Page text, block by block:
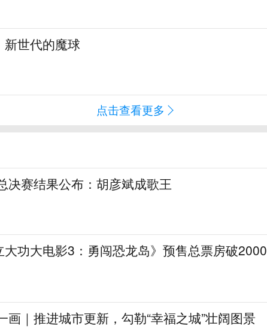
世代的魔球
点击查看更多
决赛结果公布：胡彦斌成歌王
功大电影3：勇闯恐龙岛》预售总票房破2000
画｜推进城市更新，勾勒“幸福之城”壮阔图景